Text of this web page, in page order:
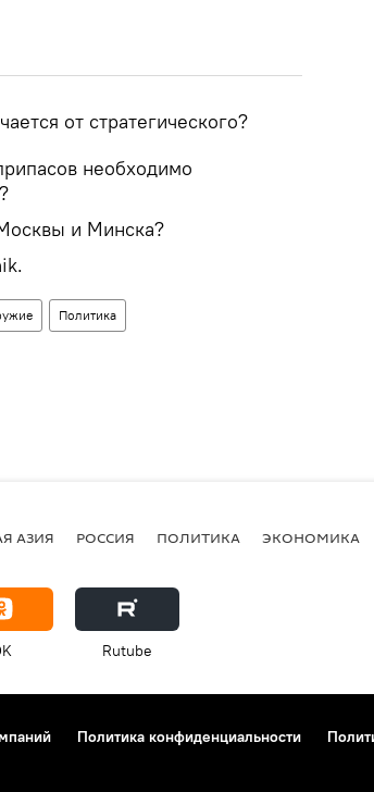
от стратегического?
необходимо
и Минска?
Политика
АЗИЯ РОССИЯ ПОЛИТИКА ЭКОНОМИКА
Rutube
Политика конфиденциальности